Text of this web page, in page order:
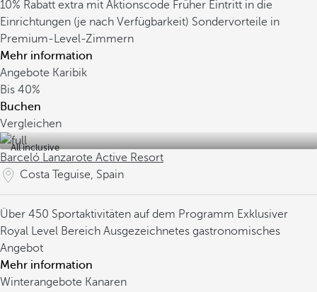
10% Rabatt extra mit Aktionscode Früher Eintritt in die
Einrichtungen (je nach Verfügbarkeit) Sondervorteile in
Premium-Level-Zimmern
Mehr information
Angebote Karibik
Bis 40%
Buchen
Vergleichen
All inclusive
Barceló Lanzarote Active Resort
Costa Teguise, Spain
Über 450 Sportaktivitäten auf dem Programm Exklusiver
Royal Level Bereich Ausgezeichnetes gastronomisches
Angebot
Mehr information
Winterangebote Kanaren